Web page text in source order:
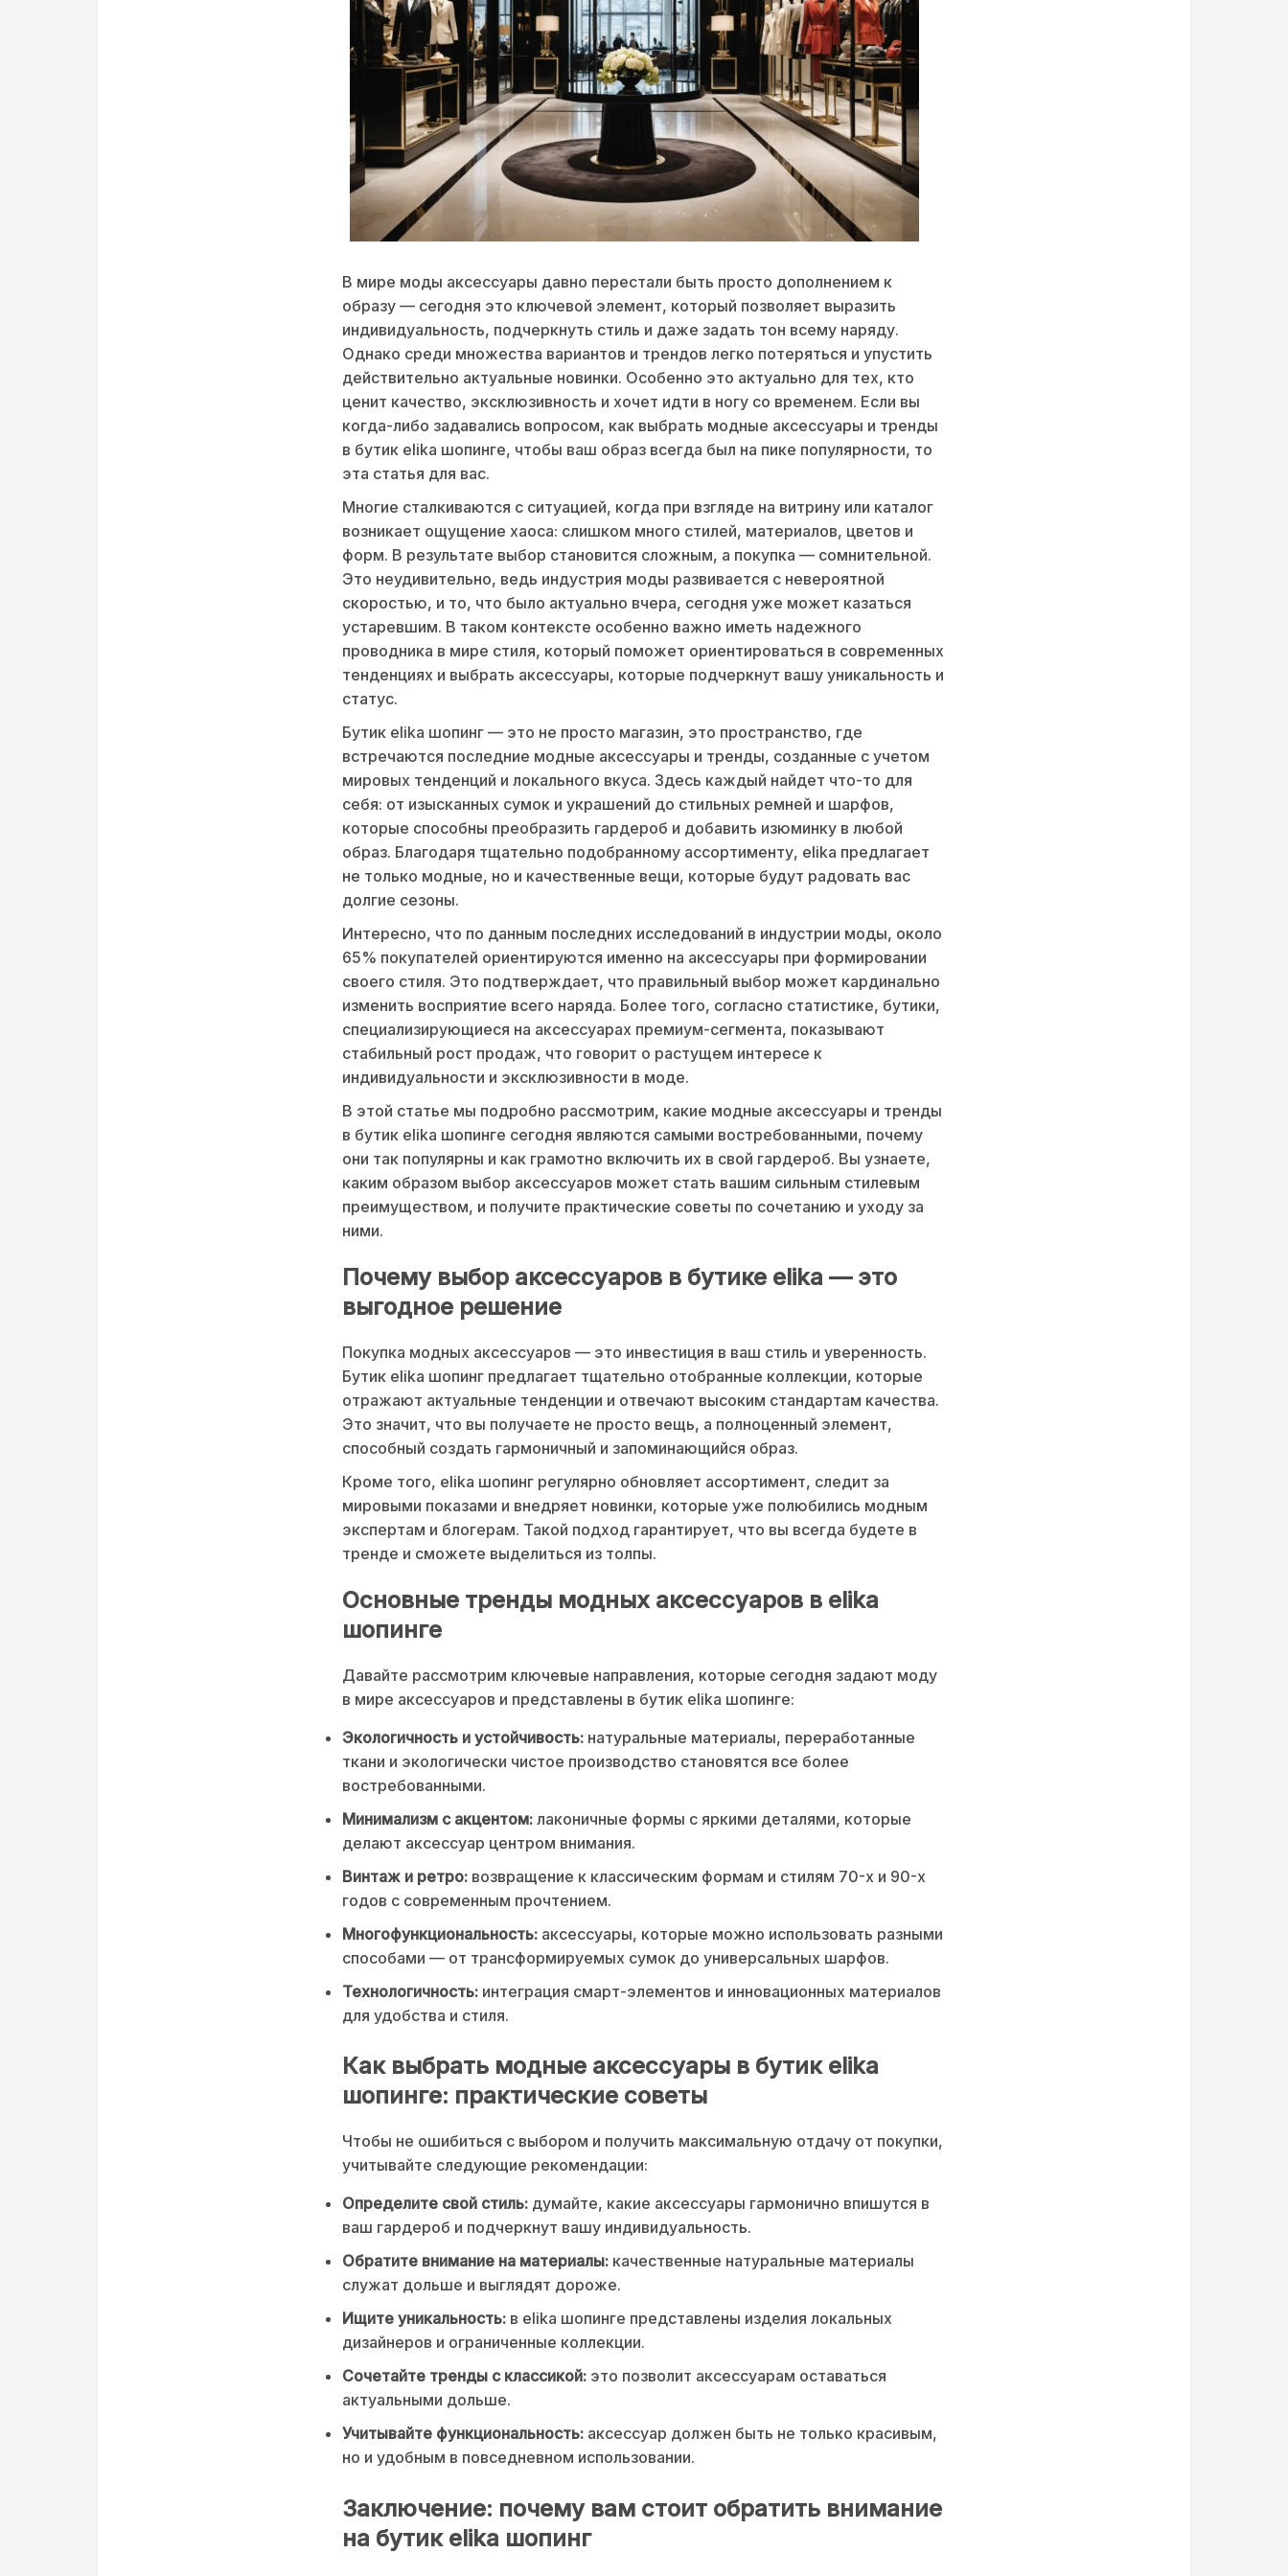
В мире моды аксессуары давно перестали быть просто дополнением к
образу — сегодня это ключевой элемент, который позволяет выразить
индивидуальность, подчеркнуть стиль и даже задать тон всему наряду.
Однако среди множества вариантов и трендов легко потеряться и упустить
действительно актуальные новинки. Особенно это актуально для тех, кто
ценит качество, эксклюзивность и хочет идти в ногу со временем. Если вы
когда-либо задавались вопросом, как выбрать модные аксессуары и тренды
в бутик elika шопинге, чтобы ваш образ всегда был на пике популярности, то
эта статья для вас.
Многие сталкиваются с ситуацией, когда при взгляде на витрину или каталог
возникает ощущение хаоса: слишком много стилей, материалов, цветов и
форм. В результате выбор становится сложным, а покупка — сомнительной.
Это неудивительно, ведь индустрия моды развивается с невероятной
скоростью, и то, что было актуально вчера, сегодня уже может казаться
устаревшим. В таком контексте особенно важно иметь надежного
проводника в мире стиля, который поможет ориентироваться в современных
тенденциях и выбрать аксессуары, которые подчеркнут вашу уникальность и
статус.
Бутик elika шопинг — это не просто магазин, это пространство, где
встречаются последние модные аксессуары и тренды, созданные с учетом
мировых тенденций и локального вкуса. Здесь каждый найдет что-то для
себя: от изысканных сумок и украшений до стильных ремней и шарфов,
которые способны преобразить гардероб и добавить изюминку в любой
образ. Благодаря тщательно подобранному ассортименту, elika предлагает
не только модные, но и качественные вещи, которые будут радовать вас
долгие сезоны.
Интересно, что по данным последних исследований в индустрии моды, около
65% покупателей ориентируются именно на аксессуары при формировании
своего стиля. Это подтверждает, что правильный выбор может кардинально
изменить восприятие всего наряда. Более того, согласно статистике, бутики,
специализирующиеся на аксессуарах премиум-сегмента, показывают
стабильный рост продаж, что говорит о растущем интересе к
индивидуальности и эксклюзивности в моде.
В этой статье мы подробно рассмотрим, какие модные аксессуары и тренды
в бутик elika шопинге сегодня являются самыми востребованными, почему
они так популярны и как грамотно включить их в свой гардероб. Вы узнаете,
каким образом выбор аксессуаров может стать вашим сильным стилевым
преимуществом, и получите практические советы по сочетанию и уходу за
ними.
Почему выбор аксессуаров в бутике elika — это
выгодное решение
Покупка модных аксессуаров — это инвестиция в ваш стиль и уверенность.
Бутик elika шопинг предлагает тщательно отобранные коллекции, которые
отражают актуальные тенденции и отвечают высоким стандартам качества.
Это значит, что вы получаете не просто вещь, а полноценный элемент,
способный создать гармоничный и запоминающийся образ.
Кроме того, elika шопинг регулярно обновляет ассортимент, следит за
мировыми показами и внедряет новинки, которые уже полюбились модным
экспертам и блогерам. Такой подход гарантирует, что вы всегда будете в
тренде и сможете выделиться из толпы.
Основные тренды модных аксессуаров в elika
шопинге
Давайте рассмотрим ключевые направления, которые сегодня задают моду
в мире аксессуаров и представлены в бутик elika шопинге:
Экологичность и устойчивость: натуральные материалы, переработанные
ткани и экологически чистое производство становятся все более
востребованными.
Минимализм с акцентом: лаконичные формы с яркими деталями, которые
делают аксессуар центром внимания.
Винтаж и ретро: возвращение к классическим формам и стилям 70-х и 90-х
годов с современным прочтением.
Многофункциональность: аксессуары, которые можно использовать разными
способами — от трансформируемых сумок до универсальных шарфов.
Технологичность: интеграция смарт-элементов и инновационных материалов
для удобства и стиля.
Как выбрать модные аксессуары в бутик elika
шопинге: практические советы
Чтобы не ошибиться с выбором и получить максимальную отдачу от покупки,
учитывайте следующие рекомендации:
Определите свой стиль: думайте, какие аксессуары гармонично впишутся в
ваш гардероб и подчеркнут вашу индивидуальность.
Обратите внимание на материалы: качественные натуральные материалы
служат дольше и выглядят дороже.
Ищите уникальность: в elika шопинге представлены изделия локальных
дизайнеров и ограниченные коллекции.
Сочетайте тренды с классикой: это позволит аксессуарам оставаться
актуальными дольше.
Учитывайте функциональность: аксессуар должен быть не только красивым,
но и удобным в повседневном использовании.
Заключение: почему вам стоит обратить внимание
на бутик elika шопинг